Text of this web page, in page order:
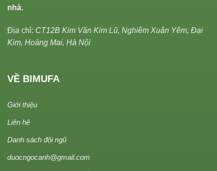
nhà.
Địa chỉ: CT12B Kim Văn Kim Lũ, Nghiêm Xuân Yêm, Đại
Kim, Hoàng Mai, Hà Nội
VỀ BIMUFA
Giới thiệu
Liên hệ
Danh sách đội ngũ
duocngocanh@gmail.com